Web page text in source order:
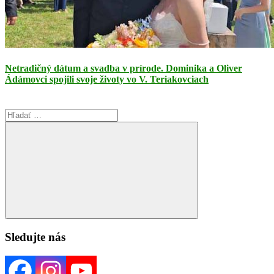
Netradičný dátum a svadba v prírode. Dominika a Oliver
Ádámovci spojili svoje životy vo V. Teriakovciach
Search
for:
Search
Sledujte nás